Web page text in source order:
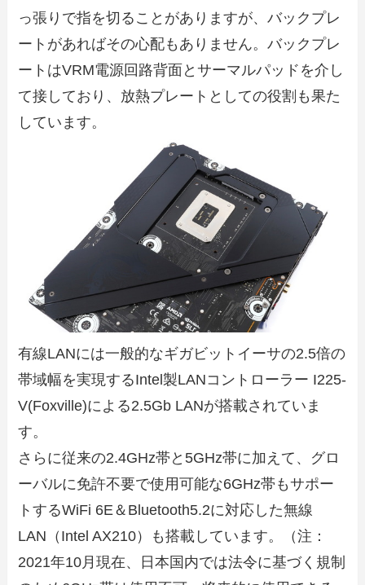
っ張りで指を切ることがありますが、バックプレ
ートがあればその心配もありません。バックプレ
ートはVRM電源回路背面とサーマルパッドを介し
て接しており、放熱プレートとしての役割も果た
しています。
有線LANには一般的なギガビットイーサの2.5倍の
帯域幅を実現するIntel製LANコントローラー I225-
V(Foxville)による2.5Gb LANが搭載されていま
す。
さらに従来の2.4GHz帯と5GHz帯に加えて、グロ
ーバルに免許不要で使用可能な6GHz帯もサポー
トするWiFi 6E＆Bluetooth5.2に対応した無線
LAN（Intel AX210）も搭載しています。（注：
2021年10月現在、日本国内では法令に基づく規制